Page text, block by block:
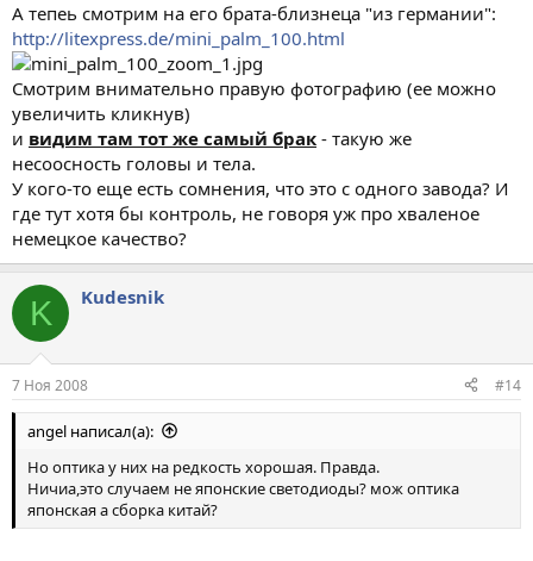
А тепеь смотрим на его брата-близнеца "из германии":
http://litexpress.de/mini_palm_100.html
Смотрим внимательно правую фотографию (ее можно
увеличить кликнув)
и видим там тот же самый брак - такую же
несоосность головы и тела.
У кого-то еще есть сомнения, что это с одного завода? И
где тут хотя бы контроль, не говоря уж про хваленое
немецкое качество?
K Kudesnik
7 Ноя 2008 #14
angel написал(а):
Но оптика у них на редкость хорошая. Правда.
Ничиа,это случаем не японские светодиоды? мож оптика
японская а сборка китай?